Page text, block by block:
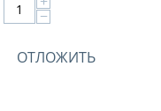
−
ОТЛОЖИТЬ